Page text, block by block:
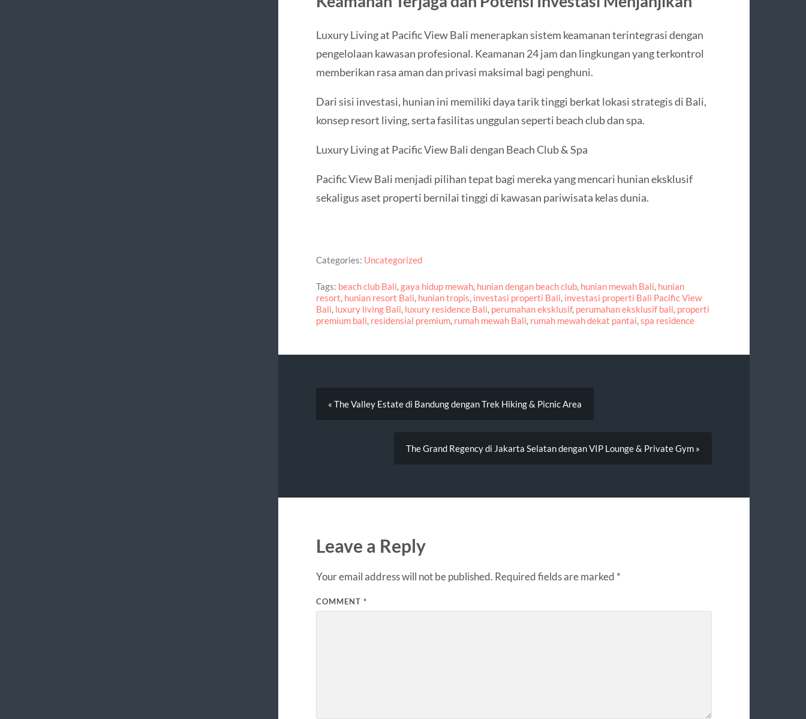
Luxury Living at Pacific View Bali menerapkan sistem keamanan terintegrasi dengan
pengelolaan kawasan profesional. Keamanan 24 jam dan lingkungan yang terkontrol
memberikan rasa aman dan privasi maksimal bagi penghuni.
Dari sisi investasi, hunian ini memiliki daya tarik tinggi berkat lokasi strategis di Bali,
konsep resort living, serta fasilitas unggulan seperti beach club dan spa.
Luxury Living at Pacific View Bali dengan Beach Club & Spa
Pacific View Bali menjadi pilihan tepat bagi mereka yang mencari hunian eksklusif
sekaligus aset properti bernilai tinggi di kawasan pariwisata kelas dunia.
Categories: Uncategorized
Tags: beach club Bali,gaya hidup mewah, hunian dengan beach club, hunian mewah Bali, hunian
resort, hunian resort Bali, hunian tropis, investasi properti Bali, investasi properti Bali Pacific View
Bali, luxury living Bali, luxury residence Bali, perumahan eksklusif, perumahan eksklusif bali, properti
premium bali, residensial premium, rumah mewah Bali, rumah mewah dekat pantai,spa residence
« The Valley Estate di Bandung dengan Trek Hiking & Picnic Area
The Grand Regency di Jakarta Selatan dengan VIP Lounge & Private Gym »
Leave a Reply
Your email address will not be published. Required fields are marked *
COMMENT *